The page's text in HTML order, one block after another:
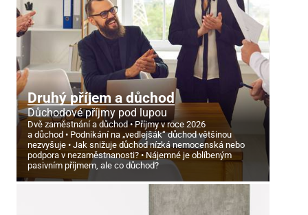
Druhý příjem a důchod
Důchodové příjmy pod lupou
Dvě zaměstnání a důchod
Příjmy v roce 2026
a důchod
Podnikání na „vedlejšák“ důchod většinou
nezvyšuje
Jak snižuje důchod nízká nemocenská nebo
podpora v nezaměstnanosti?
Nájemné je oblíbeným
pasivním příjmem, ale co důchod?